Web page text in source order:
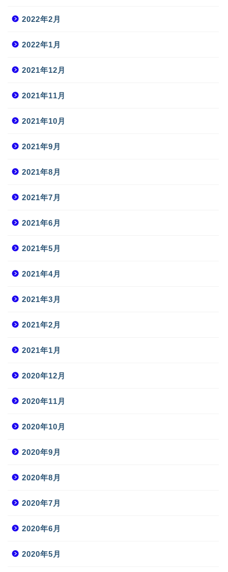
2022年2月
2022年1月
2021年12月
2021年11月
2021年10月
2021年9月
2021年8月
2021年7月
2021年6月
2021年5月
2021年4月
2021年3月
2021年2月
2021年1月
2020年12月
2020年11月
2020年10月
2020年9月
2020年8月
2020年7月
2020年6月
2020年5月